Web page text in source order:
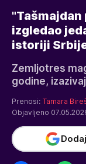
"Tašmajdan
izgledao
istoriji
Zemljotres
godine,
Prenosi: Tamara
Objavljeno